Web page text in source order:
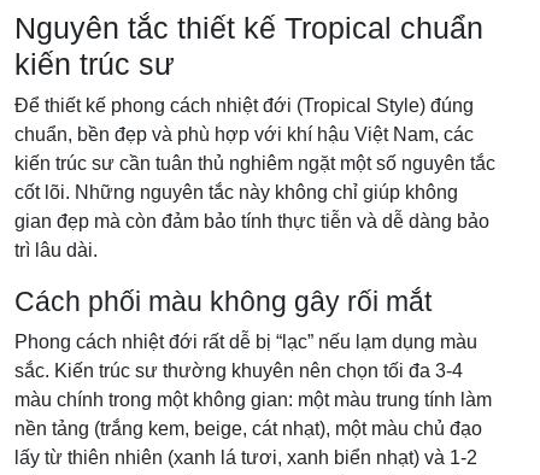
Nguyên tắc thiết kế Tropical chuẩn
kiến trúc sư
Để thiết kế phong cách nhiệt đới (Tropical Style) đúng
chuẩn, bền đẹp và phù hợp với khí hậu Việt Nam, các
kiến trúc sư cần tuân thủ nghiêm ngặt một số nguyên tắc
cốt lõi. Những nguyên tắc này không chỉ giúp không
gian đẹp mà còn đảm bảo tính thực tiễn và dễ dàng bảo
trì lâu dài.
Cách phối màu không gây rối mắt
Phong cách nhiệt đới rất dễ bị “lạc” nếu lạm dụng màu
sắc. Kiến trúc sư thường khuyên nên chọn tối đa 3-4
màu chính trong một không gian: một màu trung tính làm
nền tảng (trắng kem, beige, cát nhạt), một màu chủ đạo
lấy từ thiên nhiên (xanh lá tươi, xanh biển nhạt) và 1-2